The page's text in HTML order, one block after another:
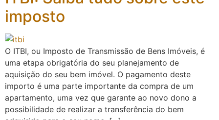
imposto
O ITBI, ou Imposto de Transmissão de Bens Imóveis, é
uma etapa obrigatória do seu planejamento de
aquisição do seu bem imóvel. O pagamento deste
importo é uma parte importante da compra de um
apartamento, uma vez que garante ao novo dono a
possibilidade de realizar a transferência do bem